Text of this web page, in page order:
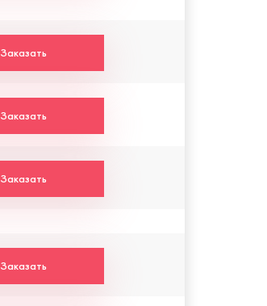
Заказать
Заказать
Заказать
Заказать